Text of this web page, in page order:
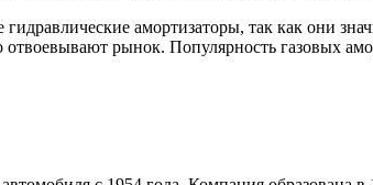
амортизаторы, так как они
рынок. Популярность газовых